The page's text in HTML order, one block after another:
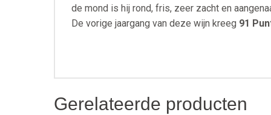
de mond is hij rond, fris, zeer zacht en
De vorige jaargang van deze wijn kreeg 91
Gerelateerde producten